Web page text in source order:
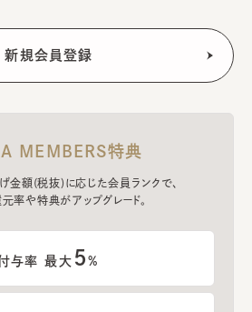
MEMBERS特典
金額(税抜)に応じた会員ランクで、
率や特典がアップグレード。
与率 最大 5%